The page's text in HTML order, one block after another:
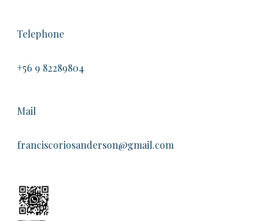
Telephone
+56 9 82289804
Mail
franciscoriosanderson@gmail.com